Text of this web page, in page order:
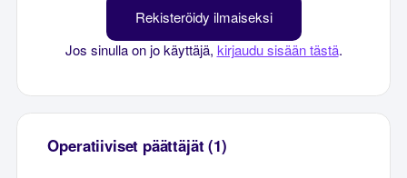
Rekisteröidy ilmaiseksi
Jos sinulla on jo käyttäjä, kirjaudu sisään tästä.
Operatiiviset päättäjät (1)